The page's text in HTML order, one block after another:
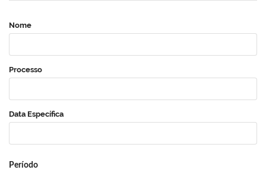
Nome
Processo
Data Específica
Período